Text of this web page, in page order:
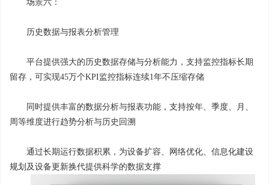
场景六：
历史数据与报表分析管理
平台提供强大的历史数据存储与分析能力，支持监控指标长期
留存，可实现45万个KPI监控指标连续1年不压缩存储
同时提供丰富的数据分析与报表功能，支持按年、季度、月、
周等维度进行趋势分析与历史回溯
通过长期运行数据积累，为设备扩容、网络优化、信息化建设
规划及设备更新换代提供科学的数据支撑